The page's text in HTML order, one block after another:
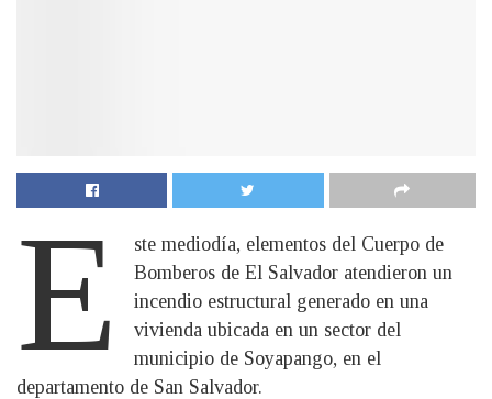
E
ste mediodía, elementos del Cuerpo de
Bomberos de El Salvador atendieron un
incendio estructural generado en una
vivienda ubicada en un sector del
municipio de Soyapango, en el
departamento de San Salvador.